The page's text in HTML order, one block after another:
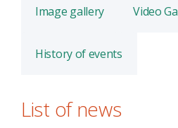
Image gallery Video
History of events
List of news